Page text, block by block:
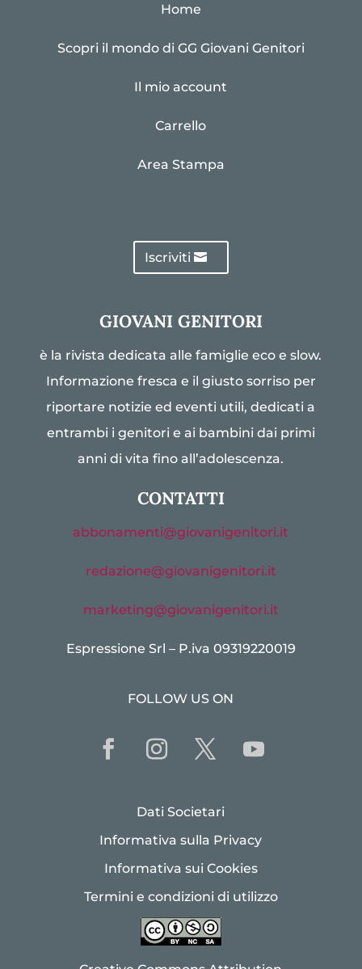
Home
Scopri il mondo di GG Giovani Genitori
Il mio account
Carrello
Area Stampa
Iscriviti
GIOVANI GENITORI
è la rivista dedicata alle famiglie eco e slow.
Informazione fresca e il giusto sorriso per
riportare notizie ed eventi utili, dedicati a
entrambi i genitori e ai bambini dai primi
anni di vita fino all’adolescenza.
CONTATTI
abbonamenti@giovanigenitori.it
redazione@giovanigenitori.it
marketing@giovanigenitori.it
Espressione Srl – P.iva 09319220019
FOLLOW US ON
Dati Societari
Informativa sulla Privacy
Informativa sui Cookies
Termini e condizioni di utilizzo